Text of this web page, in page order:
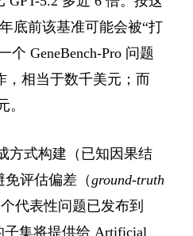
底前该基准可能会被“打
个 GeneBench-Pro 问题
，相当于数千美元；而
。
方式构建（已知因果结
评估偏差（ground-truth
代表性问题已发布到
子集将提供给 Artificial